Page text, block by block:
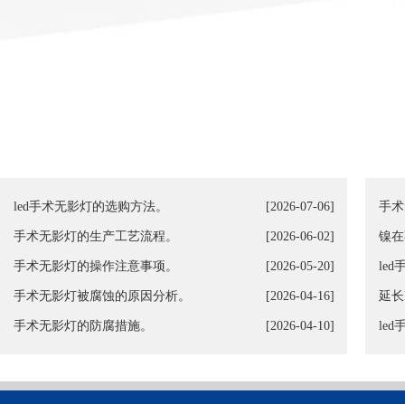
led手术无影灯的选购方法。 [2026-07-06]
手术无影灯的生产工艺流程。 [2026-06-02]
手术无影灯的操作注意事项。 [2026-05-20]
手术无影灯被腐蚀的原因分析。 [2026-04-16]
手术无影灯的防腐措施。 [2026-04-10]
手
镍
led
延
led